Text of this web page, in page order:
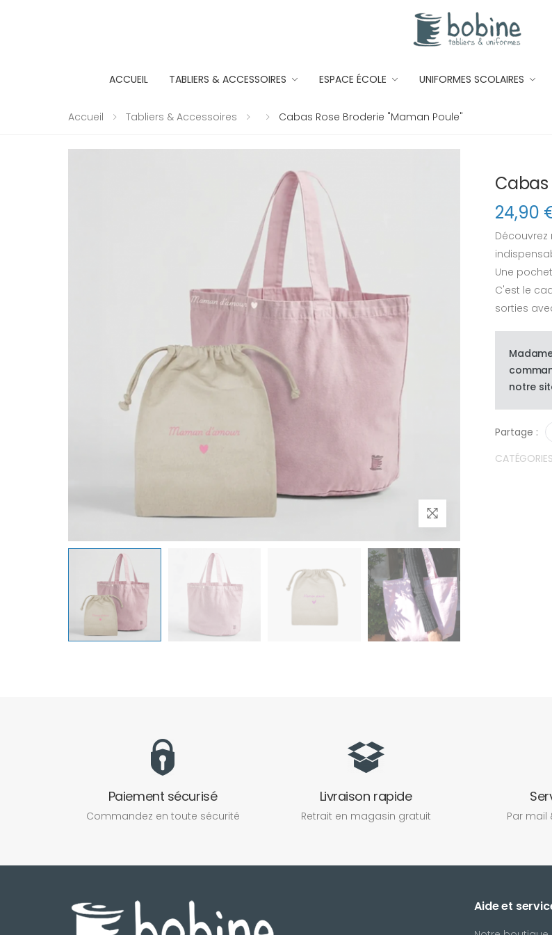
ACCUEIL TABLIERS & ACCESSOIRES ESPACE ÉCOLE UNIFORMES SCOLAIRES
Accueil Tabliers & Accessoires Cabas Rose Broderie "Maman Poule"
24,90
Une
C'est le
sorties
notre
Partage :
Paiement sécurisé
Commandez en toute sécurité
Livraison rapide
Retrait en magasin gratuit Par mail
Aide et